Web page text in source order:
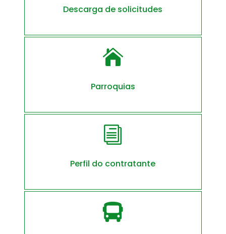
Descarga de solicitudes

Parroquias
i
Perfil do contratante
